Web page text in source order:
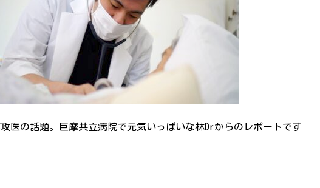
医の話題。巨摩共立病院で元気いっぱいな林Drからのレポートです